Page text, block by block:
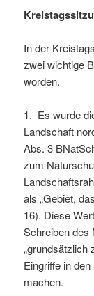
In der
zwei wichtige
worden.
1. Es wurde
Landschaft
Abs. 3
zum
als „Gebiet,
16). Diese
Schreiben des
„grundsätzlich
Eingriffe in
machen.